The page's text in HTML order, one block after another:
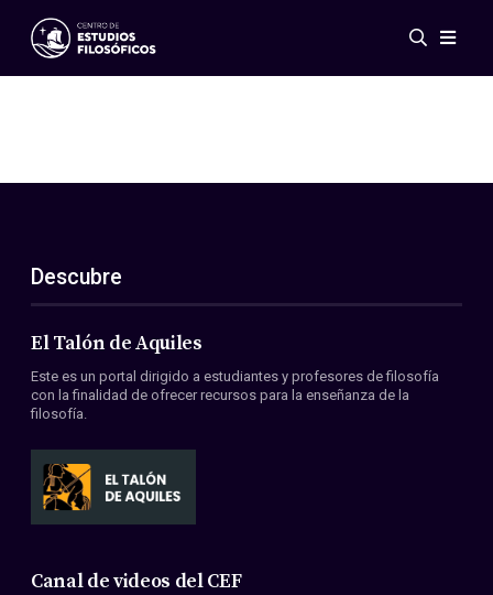
Eventos
ES
EN
Acerca de nosotros
Miembros
Convenios
Descubre
El Talón de Aquiles
Este es un portal dirigido a estudiantes y profesores de filosofía
con la finalidad de ofrecer recursos para la enseñanza de la
filosofía.
Canal de videos del CEF